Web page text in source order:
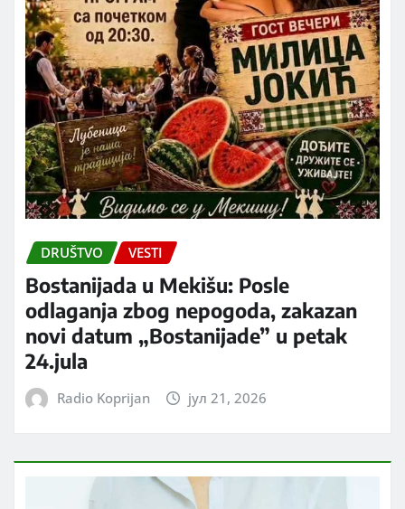
DRUŠTVO VESTI
Bostanijada u Mekišu: Posle
odlaganja zbog nepogoda, zakazan
novi datum „Bostanijade” u petak
24.jula
Radio Koprijan јул 21, 2026